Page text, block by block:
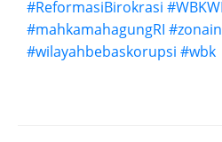
#ReformasiBirokrasi
#mahkamahagungRI
#wilayahbebaskorupsi #wbk